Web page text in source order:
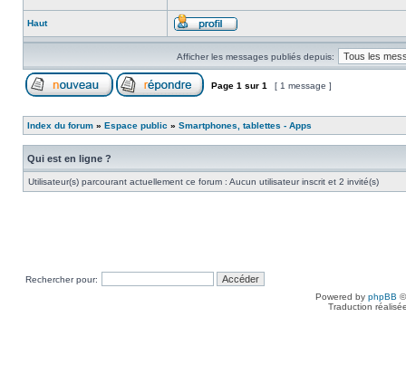
Haut
Afficher les messages publiés depuis:
Page 1 sur 1 [ 1 message ]
Index du forum » Espace public » Smartphones, tablettes - Apps
Qui est en ligne ?
Utilisateur(s) parcourant actuellement ce forum : Aucun utilisateur inscrit et 2 invité(s)
Rechercher pour:
Powered by phpBB
Traduction